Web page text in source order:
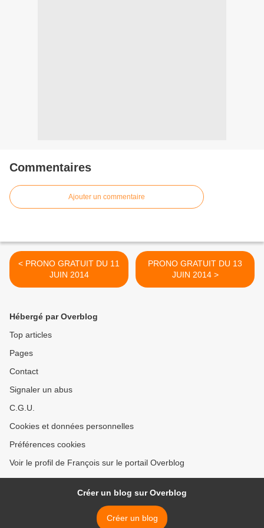
Commentaires
Ajouter un commentaire
< PRONO GRATUIT DU 11
JUIN 2014
PRONO GRATUIT DU 13
JUIN 2014 >
Hébergé par Overblog
Top articles
Pages
Contact
Signaler un abus
C.G.U.
Cookies et données personnelles
Préférences cookies
Voir le profil de François sur le portail Overblog
Créer un blog sur Overblog
Créer un blog